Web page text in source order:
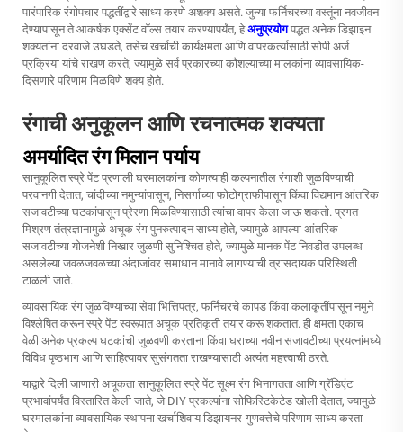
पारंपारिक रंगोपचार पद्धतींद्वारे साध्य करणे अशक्य असते. जुन्या फर्निचरच्या वस्तूंना नवजीवन
देण्यापासून ते आकर्षक एक्सेंट वॉल्स तयार करण्यापर्यंत, हेअनुप्रयोगपद्धत अनेक डिझाइन
शक्यतांना दरवाजे उघडते, तसेच खर्चाची कार्यक्षमता आणि वापरकर्त्यासाठी सोपी अर्ज
प्रक्रिया यांचे राखण करते, ज्यामुळे सर्व प्रकारच्या कौशल्याच्या मालकांना व्यावसायिक-
दिसणारे परिणाम मिळविणे शक्य होते.
रंगाची अनुकूलन आणि रचनात्मक शक्यता
अमर्यादित रंग मिलान पर्याय
सानुकूलित स्प्रे पेंट प्रणाली घरमालकांना कोणत्याही कल्पनातील रंगाशी जुळविण्याची
परवानगी देतात, चांदीच्या नमुन्यांपासून, निसर्गाच्या फोटोग्राफीपासून किंवा विद्यमान आंतरिक
सजावटीच्या घटकांपासून प्रेरणा मिळविण्यासाठी त्यांचा वापर केला जाऊ शकतो. प्रगत
मिश्रण तंत्रज्ञानामुळे अचूक रंग पुनरुत्पादन साध्य होते, ज्यामुळे आपल्या आंतरिक
सजावटीच्या योजनेशी निखार जुळणी सुनिश्चित होते, ज्यामुळे मानक पेंट निवडीत उपलब्ध
असलेल्या जवळजवळच्या अंदाजांवर समाधान मानावे लागण्याची त्रासदायक परिस्थिती
टाळली जाते.
व्यावसायिक रंग जुळविण्याच्या सेवा भित्तिपत्र, फर्निचरचे कापड किंवा कलाकृतींपासून नमुने
विश्लेषित करून स्प्रे पेंट स्वरूपात अचूक प्रतिकृती तयार करू शकतात. ही क्षमता एकाच
वेळी अनेक प्रकल्प घटकांची जुळवणी करताना किंवा घराच्या नवीन सजावटीच्या प्रयत्नांमध्ये
विविध पृष्ठभाग आणि साहित्यावर सुसंगतता राखण्यासाठी अत्यंत महत्त्वाची ठरते.
याद्वारे दिली जाणारी अचूकता सानुकूलित स्प्रे पेंटसूक्ष्म रंग भिनागतता आणि ग्रॅडिएंट
प्रभावांपर्यंत विस्तारित केली जाते, जे DIY प्रकल्पांना सोफिस्टिकेटेड खोली देतात, ज्यामुळे
घरमालकांना व्यावसायिक स्थापना खर्चाशिवाय डिझायनर-गुणवत्तेचे परिणाम साध्य करता